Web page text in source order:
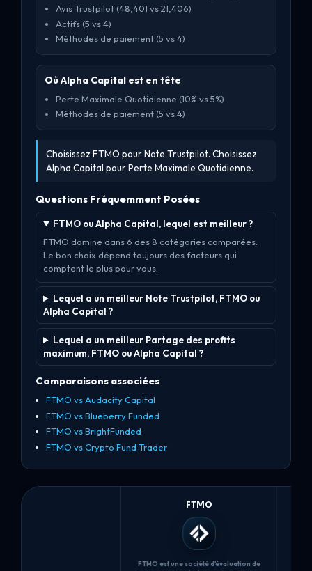
Avis Trustpilot (48,401 vs 21,406)
Actifs (5 vs 4)
Méthodes de paiement (5 vs 4)
Où Alpha Capital est en tête
Perte Maximale Quotidienne (10% vs 5%)
Méthodes de paiement (5 vs 4)
Choisissez FTMO pour Note Trustpilot. Choisissez
Alpha Capital pour Perte Maximale Quotidienne.
Questions Fréquemment Posées
FTMO ou Alpha Capital, lequel est meilleur ?
FTMO domine dans 6 des 8 catégories comparées.
Le bon choix dépend toujours des facteurs qui
comptent le plus pour vous.
Lequel a un meilleur Note Trustpilot, FTMO ou
Alpha Capital ?
Lequel a un meilleur Partage des profits
maximum, FTMO ou Alpha Capital ?
Comparaisons associées
FTMO vs Audacity Capital
FTMO vs Blueberry Funded
FTMO vs BrightFunded
FTMO vs Crypto Fund Trader
FTMO
FTMO est une société d'évaluation de